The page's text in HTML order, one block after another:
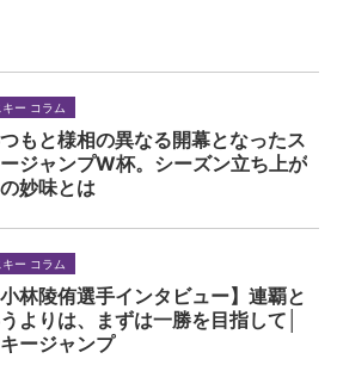
キー コラム
もと様相の異なる開幕となったス
ジャンプW杯。シーズン立ち上が
妙味とは
キー コラム
小林陵侑選手インタビュー】連覇と
よりは、まずは一勝を目指して│
ージャンプ